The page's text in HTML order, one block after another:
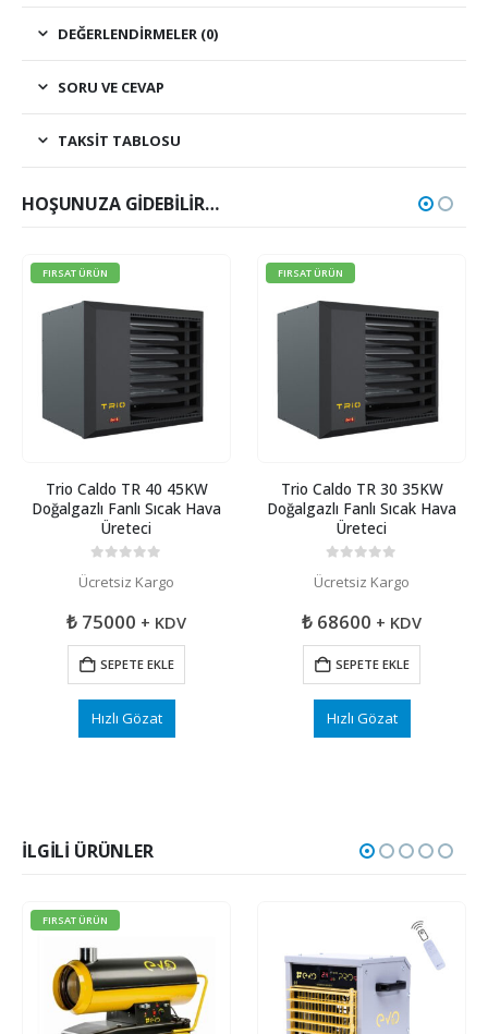
DEĞERLENDIRMELER (0)
SORU VE CEVAP
TAKSIT TABLOSU
HOŞUNUZA GIDEBILIR…
FIRSAT ÜRÜN
Trio Caldo TR 40 45KW
Doğalgazlı Fanlı Sıcak Hava
Üreteci
Ücretsiz Kargo
₺ 75000 + KDV
SEPETE EKLE
Hızlı Gözat
FIRSAT ÜRÜN
Trio Caldo TR 30 35KW
Doğalgazlı Fanlı Sıcak Hava
Üreteci
Ücretsiz Kargo
₺ 68600 + KDV
SEPETE EKLE
Hızlı Gözat
İLGILI ÜRÜNLER
FIRSAT ÜRÜN